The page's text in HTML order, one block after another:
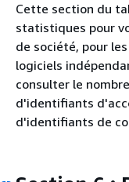
Cette section du
statistiques pour
de société, pour
logiciels
consulter le
d'identifiants
d'identifiants de